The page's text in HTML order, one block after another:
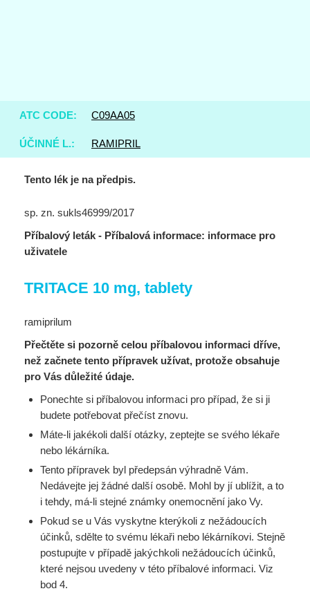
ATC CODE: C09AA05
ÚČINNÉ L.: RAMIPRIL
Tento lék je na předpis.
sp. zn. sukls46999/2017
Příbalový leták - Příbalová informace: informace pro
uživatele
TRITACE 10 mg, tablety
ramiprilum
Přečtěte si pozorně celou příbalovou informaci dříve,
než začnete tento přípravek užívat, protože obsahuje
pro Vás důležité údaje.
Ponechte si příbalovou informaci pro případ, že si ji
budete potřebovat přečíst znovu.
Máte-li jakékoli další otázky, zeptejte se svého lékaře
nebo lékárníka.
Tento přípravek byl předepsán výhradně Vám.
Nedávejte jej žádné další osobě. Mohl by jí ublížit, a to
i tehdy, má-li stejné známky onemocnění jako Vy.
Pokud se u Vás vyskytne kterýkoli z nežádoucích
účinků, sdělte to svému lékaři nebo lékárníkovi. Stejně
postupujte v případě jakýchkoli nežádoucích účinků,
které nejsou uvedeny v této příbalové informaci. Viz
bod 4.